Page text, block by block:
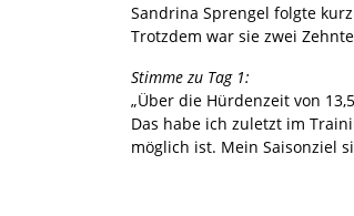
Sandrina Sprengel folgte
Trotzdem war sie zwei
Stimme zu Tag 1:
„Über die Hürdenzeit von
Das habe ich zuletzt im
möglich ist. Mein Saisonziel